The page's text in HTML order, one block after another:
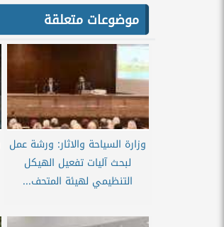
موضوعات متعلقة
وزارة السياحة والاثار: ورشة عمل
لبحث آليات تفعيل الهيكل
التنظيمي لهيئة المتحف...